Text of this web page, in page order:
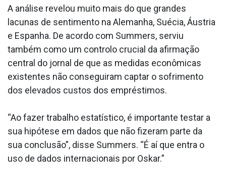
A análise revelou muito mais do que grandes
lacunas de sentimento na Alemanha, Suécia, Áustria
e Espanha. De acordo com Summers, serviu
também como um controlo crucial da afirmação
central do jornal de que as medidas econômicas
existentes não conseguiram captar o sofrimento
dos elevados custos dos empréstimos.
“Ao fazer trabalho estatístico, é importante testar a
sua hipótese em dados que não fizeram parte da
sua conclusão”, disse Summers. “É aí que entra o
uso de dados internacionais por Oskar.”